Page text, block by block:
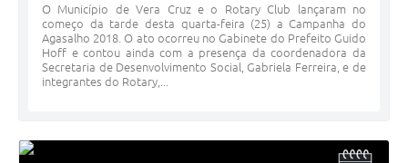
O Município de Vera Cruz e o Rotary Club lançaram no
começo da tarde desta quarta-feira (25) a Campanha do
Agasalho 2018. O ato ocorreu no Gabinete do Prefeito Guido
Hoff e contou ainda com a presença da coordenadora da
Secretaria de Desenvolvimento Social, Gabriela Ferreira, e de
integrantes do Rotary,...